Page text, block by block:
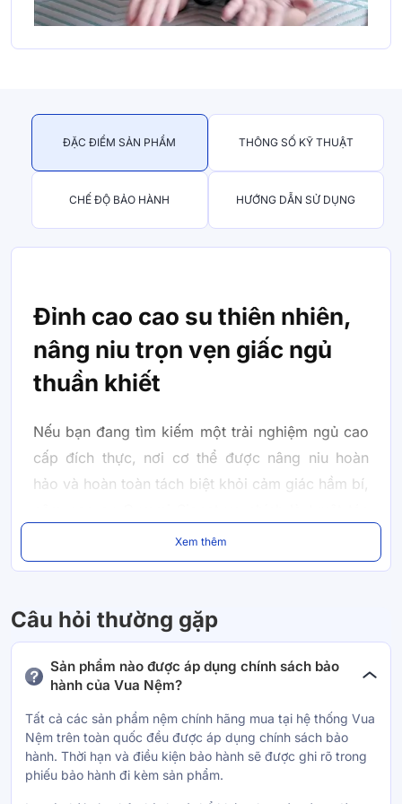
ĐẶC ĐIỂM SẢN PHẨM THÔNG SỐ KỸ THUẬT
CHẾ ĐỘ BẢO HÀNH HƯỚNG DẪN SỬ DỤNG
Đỉnh cao cao su thiên nhiên,
nâng niu trọn vẹn giấc ngủ
thuần khiết
Nếu bạn đang tìm kiếm một trải nghiệm ngủ cao
cấp đích thực, nơi cơ thể được nâng niu hoàn
hảo và hoàn toàn tách biệt khỏi cảm giác hầm bí,
dành cho phòng ngủ của bạn. Là dòng sản phẩm
biểu tượng của thương hiệu, nệm sở hữu độ đàn
khiết, giúp ôm sát và giải tỏa áp lực cho từng
vùng cơ thể một cách tự nhiên nhất. Ngay khi
ngả lưng, bạn sẽ cảm nhận được sự thư thái tuyệt
đối, một không gian ngủ trong lành, kháng khuẩn
và dịu mát suốt đêm dài để mỗi sớm mai thức
dậy đều tràn đầy năng lượng tích cực.
Xem thêm
Câu hỏi thường gặp
Sản phẩm nào được áp dụng chính sách bảo
hành của Vua Nệm?
Tất cả các sản phẩm nệm chính hãng mua tại hệ thống Vua
Nệm trên toàn quốc đều được áp dụng chính sách bảo
hành. Thời hạn và điều kiện bảo hành sẽ được ghi rõ trong
phiếu bảo hành đi kèm sản phẩm.